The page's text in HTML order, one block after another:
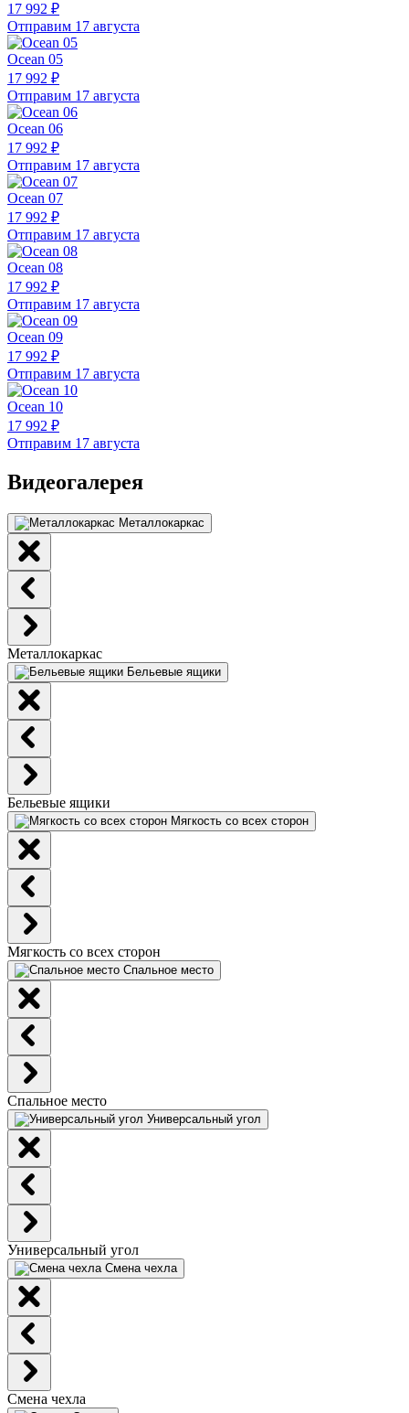
17 992 ₽
Отправим 17 августа
Ocean 05
17 992 ₽
Отправим 17 августа
Ocean 06
17 992 ₽
Отправим 17 августа
Ocean 07
17 992 ₽
Отправим 17 августа
Ocean 08
17 992 ₽
Отправим 17 августа
Ocean 09
17 992 ₽
Отправим 17 августа
Ocean 10
17 992 ₽
Отправим 17 августа
Видеогалерея
Металлокаркас
Металлокаркас
Бельевые ящики
Бельевые ящики
Мягкость со всех сторон
Мягкость со всех сторон
Спальное место
Спальное место
Универсальный угол
Универсальный угол
Смена чехла
Смена чехла